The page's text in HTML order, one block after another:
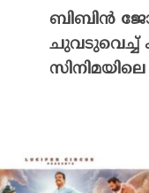
ബിബിൻ
ചുവടുവെച്ച്